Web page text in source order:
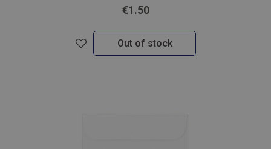
€1.50
Out of stock